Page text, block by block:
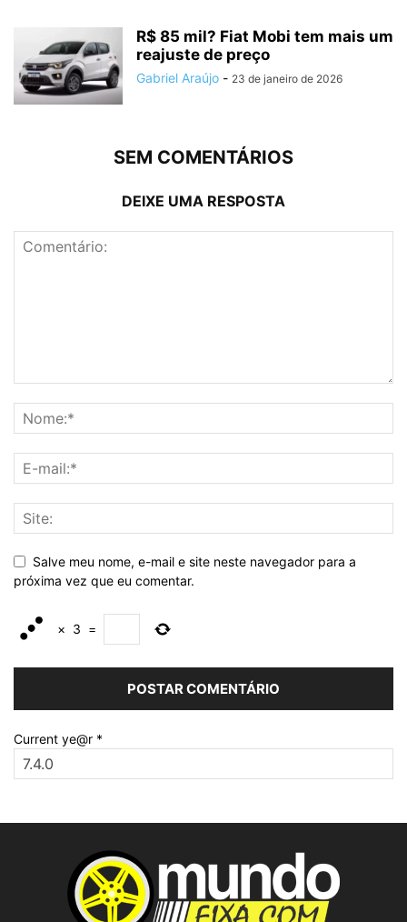
R$ 85 mil? Fiat Mobi tem mais um
reajuste de preço
Gabriel Araújo - 23 de janeiro de 2026
SEM COMENTÁRIOS
DEIXE UMA RESPOSTA
Salve meu nome, e-mail e site neste navegador para a
próxima vez que eu comentar.
× 3 =
Current ye@r *